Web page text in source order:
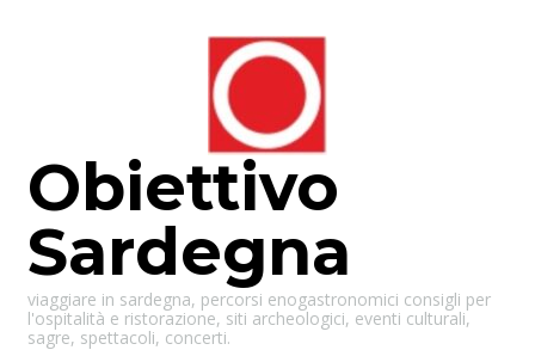
Obiettivo
Sardegna
viaggiare in sardegna, percorsi enogastronomici consigli per
l'ospitalità e ristorazione, siti archeologici, eventi culturali,
sagre, spettacoli, concerti.